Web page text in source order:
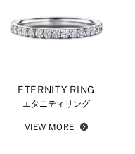
ETERNITY RING
エタニティリング
VIEW MORE